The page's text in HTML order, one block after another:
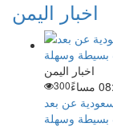
اخبار اليمن
اخبار اليمن
300
عن بعد